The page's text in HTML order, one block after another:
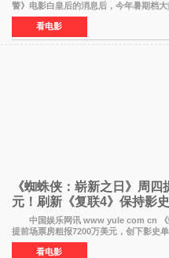
警》电影白皇后的消息后，今年暑期档
纳瓦雷特也有望加盟这部备受瞩目的漫
看电影
《蜘蛛侠：崭新之日》周
元！刷新《复联4》保持影
中国娱乐网讯 www yule com cn 《
提前场票房粗报7200万美元，创下影史
此前该纪录由《复仇者联盟4：终局之战
看电影